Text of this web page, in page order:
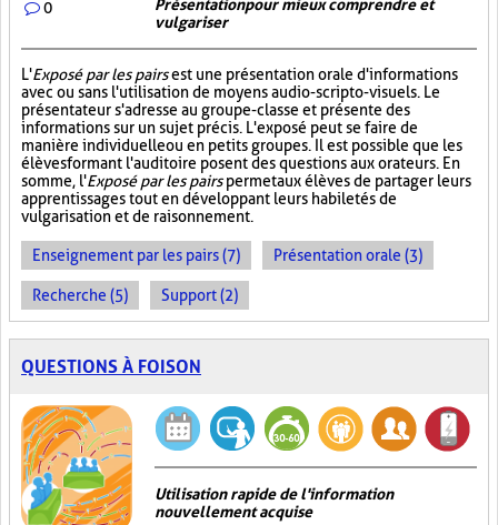
0
Présentation pour mieux comprendre et
vulgariser
L'Exposé par les pairsest une présentation orale d'informations
avec ou sans l'utilisation de moyens audio-scripto-visuels. Le
présentateur s'adresse au groupe-classe et présente des
informations sur un sujet précis. L'exposé peut se faire de
manière individuelle ou en petits groupes. Il est possible que les
élèves formant l'auditoire posent des questions aux orateurs. En
somme, l'Exposé par les pairspermet aux élèves de partager leurs
apprentissages tout en développant leurs habiletés de
vulgarisation et de raisonnement.
Enseignement par les pairs (7) Présentation orale (3)
Recherche (5) Support (2)
QUESTIONS À FOISON
Utilisation rapide de l'information
nouvellement acquise